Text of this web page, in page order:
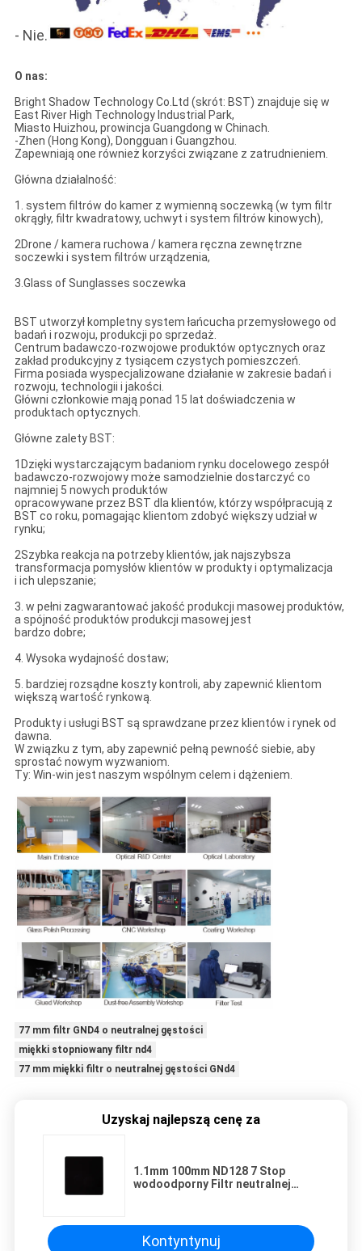
- Nie.
O nas:
Bright Shadow Technology Co.Ltd (skrót: BST) znajduje się w
East River High Technology Industrial Park,
Miasto Huizhou, prowincja Guangdong w Chinach.
-Zhen (Hong Kong), Dongguan i Guangzhou.
Zapewniają one również korzyści związane z zatrudnieniem.
Główna działalność:
1. system filtrów do kamer z wymienną soczewką (w tym filtr
okrągły, filtr kwadratowy, uchwyt i system filtrów kinowych),
2Drone / kamera ruchowa / kamera ręczna zewnętrzne
soczewki i system filtrów urządzenia,
3.Glass of Sunglasses soczewka
BST utworzył kompletny system łańcucha przemysłowego od
badań i rozwoju, produkcji po sprzedaż.
Centrum badawczo-rozwojowe produktów optycznych oraz
zakład produkcyjny z tysiącem czystych pomieszczeń.
Firma posiada wyspecjalizowane działanie w zakresie badań i
rozwoju, technologii i jakości.
Główni członkowie mają ponad 15 lat doświadczenia w
produktach optycznych.
Główne zalety BST:
1Dzięki wystarczającym badaniom rynku docelowego zespół
badawczo-rozwojowy może samodzielnie dostarczyć co
najmniej 5 nowych produktów
opracowywane przez BST dla klientów, którzy współpracują z
BST co roku, pomagając klientom zdobyć większy udział w
rynku;
2Szybka reakcja na potrzeby klientów, jak najszybsza
transformacja pomysłów klientów w produkty i optymalizacja
i ich ulepszanie;
3. w pełni zagwarantować jakość produkcji masowej produktów,
a spójność produktów produkcji masowej jest
bardzo dobre;
4. Wysoka wydajność dostaw;
5. bardziej rozsądne koszty kontroli, aby zapewnić klientom
większą wartość rynkową.
Produkty i usługi BST są sprawdzane przez klientów i rynek od
dawna.
W związku z tym, aby zapewnić pełną pewność siebie, aby
sprostać nowym wyzwaniom.
Ty: Win-win jest naszym wspólnym celem i dążeniem.
77 mm filtr GND4 o neutralnej gęstości
miękki stopniowany filtr nd4
77 mm miękki filtr o neutralnej gęstości GNd4
Uzyskaj najlepszą cenę za
1.1mm 100mm ND128 7 Stop
wodoodporny Filtr neutralnej
Kontyntynuj